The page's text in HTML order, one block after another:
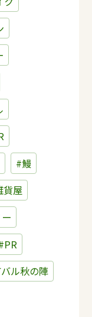
#鰻
貨屋
ル秋の陣